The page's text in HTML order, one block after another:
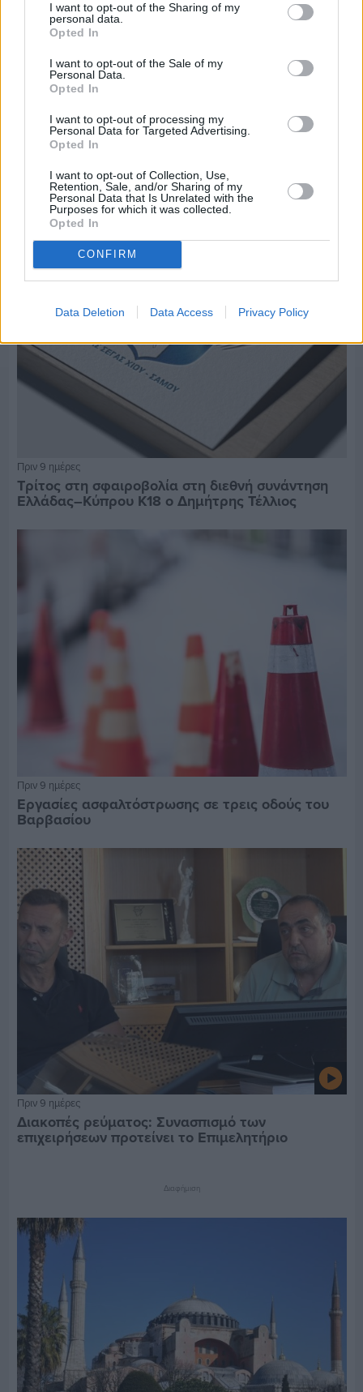
I want to opt-out of the Sharing of my
personal data.
Opted In
I want to opt-out of the Sale of my
Personal Data.
Opted In
I want to opt-out of processing my
Personal Data for Targeted Advertising.
Opted In
I want to opt-out of Collection, Use,
Retention, Sale, and/or Sharing of my
Personal Data that Is Unrelated with the
Purposes for which it was collected.
Opted In
CONFIRM
Data Deletion Data Access Privacy Policy
Πριν 9 ημέρες
Μία μικρή αλλά αναγκαία ανάπαυλα για την
ομάδα του «Πολίτη»
Πριν 9 ημέρες
Τρίτος στη σφαιροβολία στη διεθνή συνάντηση
Ελλάδας–Κύπρου Κ18 ο Δημήτρης Τέλλιος
Πριν 9 ημέρες
Εργασίες ασφαλτόστρωσης σε τρεις οδούς του
Βαρβασίου
Πριν 9 ημέρες
Διακοπές ρεύματος: Συνασπισμό των
επιχειρήσεων προτείνει το Επιμελητήριο
Διαφήμιση